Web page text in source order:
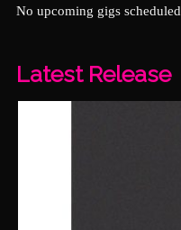
No upcoming gigs scheduled
Latest Release